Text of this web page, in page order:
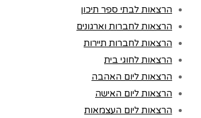
הרצאות לבתי ספר תיכון
הרצאות לחברות וארגונים
הרצאות לחברות תיירות
הרצאות לחוגי בית
הרצאות ליום האהבה
הרצאות ליום האישה
הרצאות ליום העצמאות